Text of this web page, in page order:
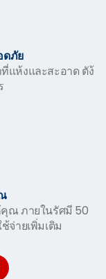
ดภัย
ที่แห้งและสะอาด ตัง้
ณ ภายในรัศมี 50
จ่ายเพิ่มเติม